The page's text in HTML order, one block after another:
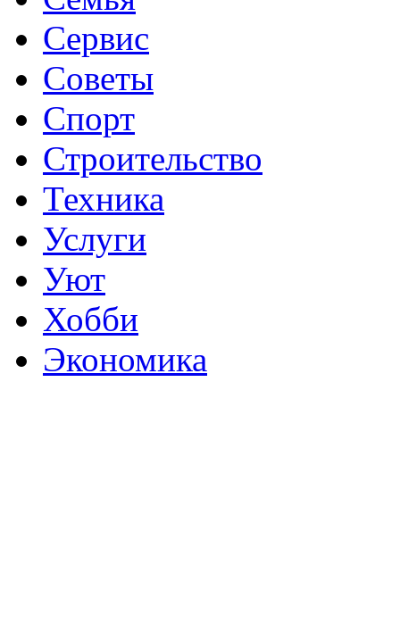
Сервис
Советы
Спорт
Строительство
Техника
Услуги
Уют
Хобби
Экономика